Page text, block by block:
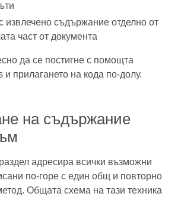
извлечено съдържание отделно от
част от документа
да се постигне с помощта
и прилагането на кода по-долу.
на съдържание
адресира всички възможни
по-горе с един общ и повторно
Общата схема на тази техника